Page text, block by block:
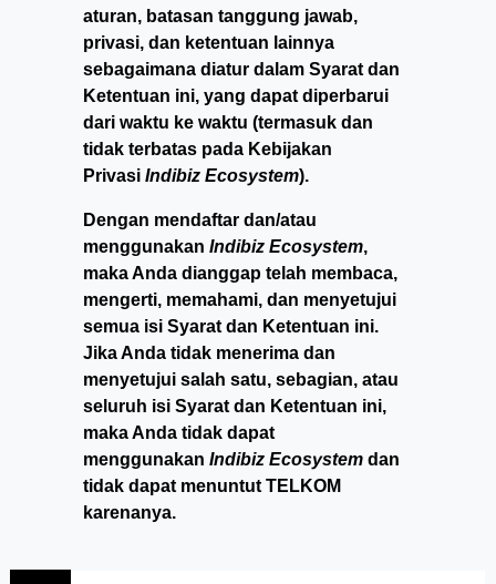
aturan, batasan tanggung jawab,
privasi, dan ketentuan lainnya
sebagaimana diatur dalam Syarat dan
Ketentuan ini, yang dapat diperbarui
dari waktu ke waktu (termasuk dan
tidak terbatas pada Kebijakan
Privasi Indibiz Ecosystem).
Dengan mendaftar dan/atau
menggunakan Indibiz Ecosystem,
maka Anda dianggap telah membaca,
mengerti, memahami, dan menyetujui
semua isi Syarat dan Ketentuan ini.
Jika Anda tidak menerima dan
menyetujui salah satu, sebagian, atau
seluruh isi Syarat dan Ketentuan ini,
maka Anda tidak dapat
menggunakan Indibiz Ecosystem dan
tidak dapat menuntut TELKOM
karenanya.